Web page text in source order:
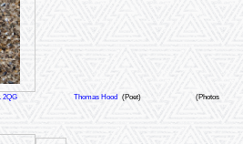
2QG Thomas Hood (Poet)
(Photos